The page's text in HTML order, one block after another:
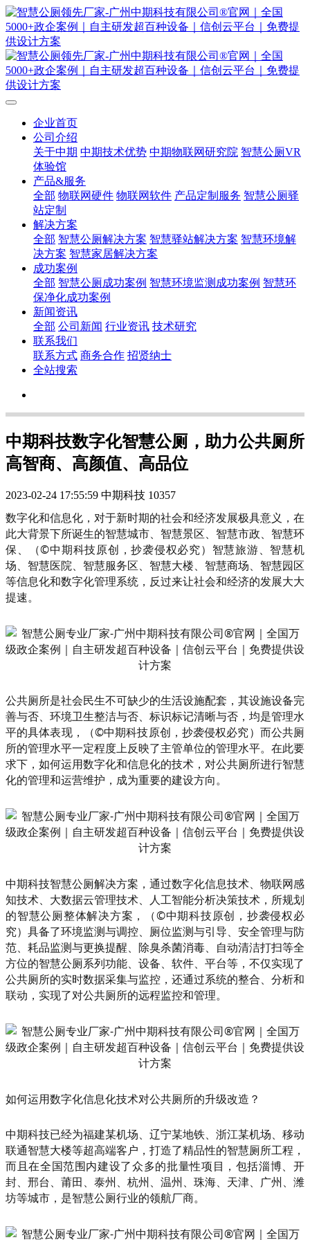
企业首页
公司介绍
关于中期 中期技术优势 中期物联网研究院 智慧公厕VR
体验馆
产品&服务
全部 物联网硬件 物联网软件 产品定制服务 智慧公厕驿
站定制
解决方案
全部 智慧公厕解决方案 智慧驿站解决方案 智慧环境解
决方案 智慧家居解决方案
成功案例
全部 智慧公厕成功案例 智慧环境监测成功案例 智慧环
保净化成功案例
新闻资讯
全部 公司新闻 行业资讯 技术研究
联系我们
联系方式 商务合作 招贤纳士
全站搜索
中期科技数字化智慧公厕，助力公共厕所
高智商、高颜值、高品位
2023-02-24 17:55:59 中期科技 10357
数字化和信息化，对于新时期的社会和经济发展极具意义，在
此大背景下所诞生的智慧城市、智慧景区、智慧市政、智慧环
保、（©中期科技原创，抄袭侵权必究）智慧旅游、智慧机
场、智慧医院、智慧服务区、智慧大楼、智慧商场、智慧园区
等信息化和数字化管理系统，反过来让社会和经济的发展大大
提速。
公共厕所是社会民生不可缺少的生活设施配套，其设施设备完
善与否、环境卫生整洁与否、标识标记清晰与否，均是管理水
平的具体表现，（©中期科技原创，抄袭侵权必究）而公共厕
所的管理水平一定程度上反映了主管单位的管理水平。在此要
求下，如何运用数字化和信息化的技术，对公共厕所进行智慧
化的管理和运营维护，成为重要的建设方向。
中期科技智慧公厕解决方案，通过数字化信息技术、物联网感
知技术、大数据云管理技术、人工智能分析决策技术，所规划
的智慧公厕整体解决方案，（©中期科技原创，抄袭侵权必
究）具备了环境监测与调控、厕位监测与引导、安全管理与防
范、耗品监测与更换提醒、除臭杀菌消毒、自动清洁打扫等全
方位的智慧公厕系列功能、设备、软件、平台等，不仅实现了
公共厕所的实时数据采集与监控，还通过系统的整合、分析和
联动，实现了对公共厕所的远程监控和管理。
如何运用数字化信息化技术对公共厕所的升级改造？
中期科技已经为福建某机场、辽宁某地铁、浙江某机场、移动
联通智慧大楼等超高端客户，打造了精品性的智慧厕所工程，
而且在全国范围内建设了众多的批量性项目，包括淄博、开
封、邢台、莆田、泰州、杭州、温州、珠海、天津、广州、潍
坊等城市，是智慧公厕行业的领航厂商。